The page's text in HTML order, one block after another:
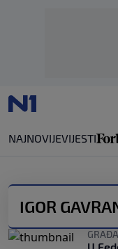
NAJNOVIJEVIJESTI
IGOR